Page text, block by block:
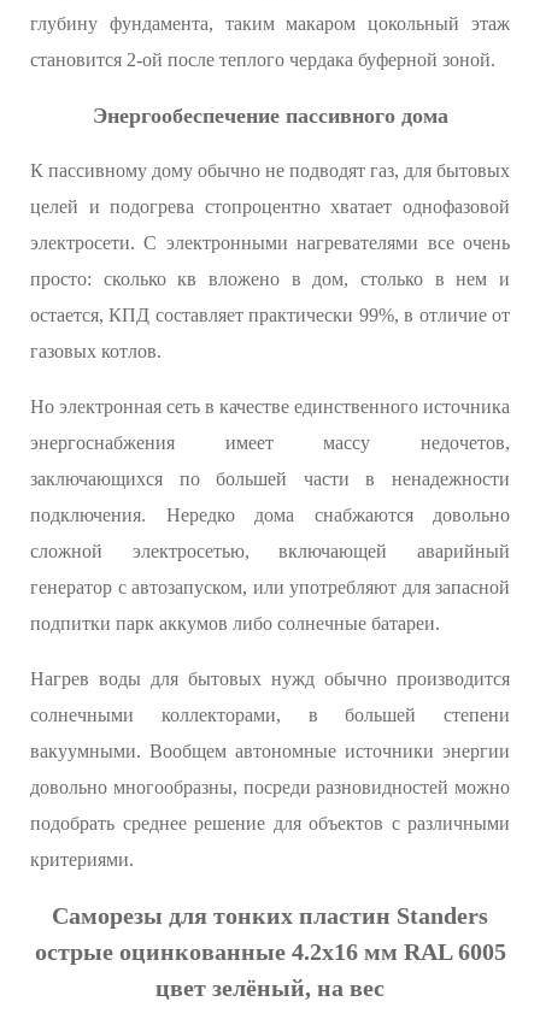
глубину фундамента, таким макаром цокольный этаж
становится 2-ой после теплого чердака буферной зоной.
Энергообеспечение пассивного дома
К пассивному дому обычно не подводят газ, для бытовых
целей и подогрева стопроцентно хватает однофазовой
электросети. С электронными нагревателями все очень
просто: сколько кв вложено в дом, столько в нем и
остается, КПД составляет практически 99%, в отличие от
газовых котлов.
Но электронная сеть в качестве единственного источника
энергоснабжения имеет массу недочетов,
заключающихся по большей части в ненадежности
подключения. Нередко дома снабжаются довольно
сложной электросетью, включающей аварийный
генератор с автозапуском, или употребляют для запасной
подпитки парк аккумов либо солнечные батареи.
Нагрев воды для бытовых нужд обычно производится
солнечными коллекторами, в большей степени
вакуумными. Вообщем автономные источники энергии
довольно многообразны, посреди разновидностей можно
подобрать среднее решение для объектов с различными
критериями.
Саморезы для тонких пластин Standers
острые оцинкованные 4.2x16 мм RAL 6005
цвет зелёный, на вес